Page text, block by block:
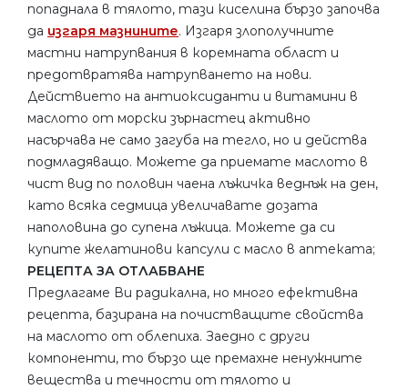
попаднала в тялото, тази киселина бързо започва
да изгаря мазнините. Изгаря злополучните
мастни натрупвания в коремната област и
предотвратява натрупването на нови.
Действието на антиоксиданти и витамини в
маслото от морски зърнастец активно
насърчава не само загуба на тегло, но и действа
подмладяващо. Можете да приемате маслото в
чист вид по половин чаена лъжичка веднъж на ден,
като всяка седмица увеличавате дозата
наполовина до супена лъжица. Можете да си
купите желатинови капсули с масло в аптеката;
РЕЦЕПТА ЗА ОТЛАБВАНЕ
Предлагаме Ви радикална, но много ефективна
рецепта, базирана на почистващите свойства
на маслото от облепиха. Заедно с други
компоненти, то бързо ще премахне ненужните
вещества и течности от тялото и